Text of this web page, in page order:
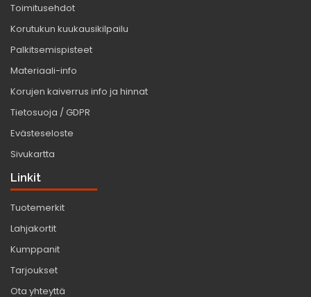
Toimitusehdot
Korutukun kuukausikilpailu
Palkitsemispisteet
Materiaali-info
Korujen kaiverrus info ja hinnat
Tietosuoja / GDPR
Evästeseloste
Sivukartta
Linkit
Tuotemerkit
Lahjakortit
Kumppanit
Tarjoukset
Ota yhteyttä